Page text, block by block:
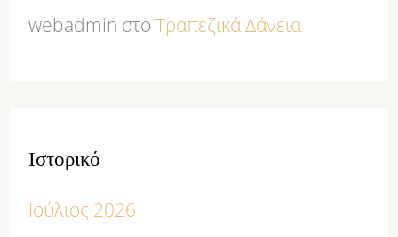
webadmin στοΤραπεζικά Δάνεια
Ιστορικό
Ιούλιος 2026